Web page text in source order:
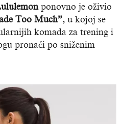
ponovno je oživio
Too Much”, u kojoj se
komada za trening i
pronaći po sniženim